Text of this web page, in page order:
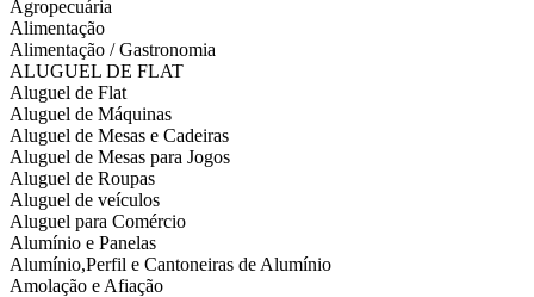
Agropecuária
Alimentação
Alimentação / Gastronomia
ALUGUEL DE FLAT
Aluguel de Flat
Aluguel de Máquinas
Aluguel de Mesas e Cadeiras
Aluguel de Mesas para Jogos
Aluguel de Roupas
Aluguel de veículos
Aluguel para Comércio
Alumínio e Panelas
Alumínio,Perfil e Cantoneiras de Alumínio
Amolação e Afiação